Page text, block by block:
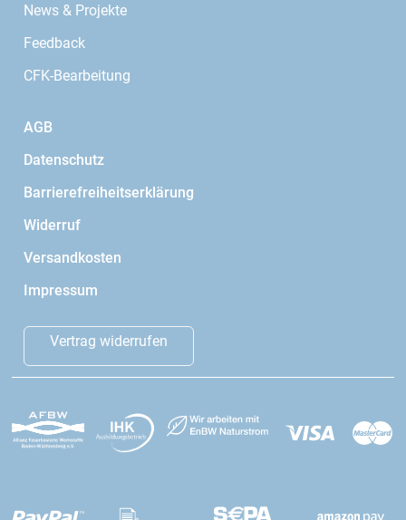
News & Projekte
Feedback
CFK-Bearbeitung
AGB
Datenschutz
Barrierefreiheitserklärung
Widerruf
Versandkosten
Impressum
Vertrag widerrufen